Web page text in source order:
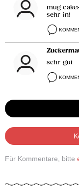
mug
sehr in!
sehr gut
Für Kommentare, bitte